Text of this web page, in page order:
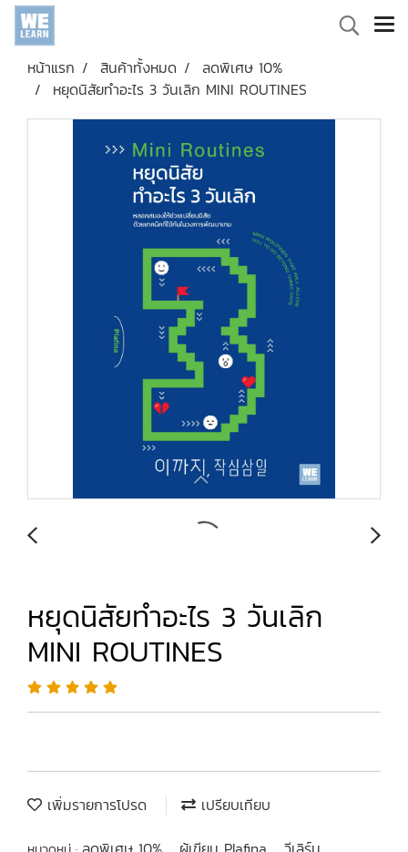
หน้าแรก สินค้าทั้งหมด
ลดพิเศษ 10%
หยุดนิสัยทำอะไร 3 วันเลิก MINI ROUTINES
หยุดนิสัยทำอะไร 3 วันเลิก
MINI ROUTINES
เพิ่มรายการโปรด เปรียบเทียบ